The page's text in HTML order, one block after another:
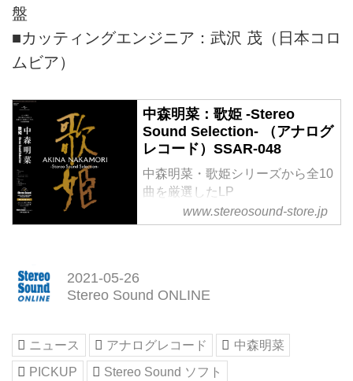
盤
■カッティングエンジニア：武沢 茂（日本コロ
ムビア）
中森明菜：歌姫 -Stereo
Sound Selection- （アナログ
レコード）SSAR-048
中森明菜・歌姫シリーズから全10
曲を厳選したLP
悲哀に満ちた艶のある歌声で名曲
の数々が蘇る
『歌姫』が、本邦初の高品位アナ
「歌姫シリーズ」は1994年の発
売以来、累計150万枚以上の売上
を記録しており、今回はそのなか
www.stereosound-store.jp
2021-05-26
Stereo Sound ONLINE
ニュース アナログレコード
中森明菜
PICKUP
Stereo Sound ソフト